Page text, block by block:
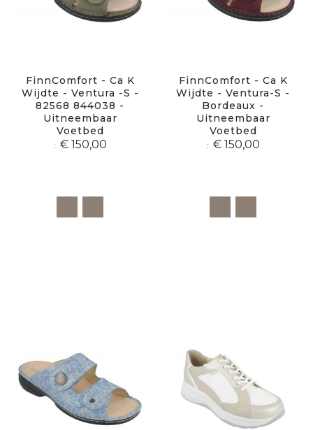
FinnComfort - Ca K
Wijdte - Ventura -S -
82568 844038 -
Uitneembaar
Voetbed
€ 150,00
FinnComfort - Ca K
Wijdte - Ventura-S -
Bordeaux -
Uitneembaar
Voetbed
€ 150,00